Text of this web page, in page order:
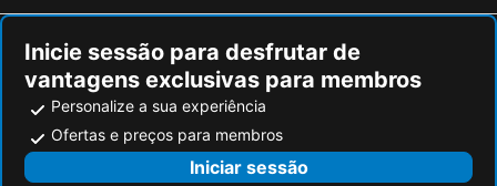
Inicie sessão para desfrutar de
vantagens exclusivas para membros
Personalize a sua experiência
Ofertas e preços para membros
Iniciar sessão